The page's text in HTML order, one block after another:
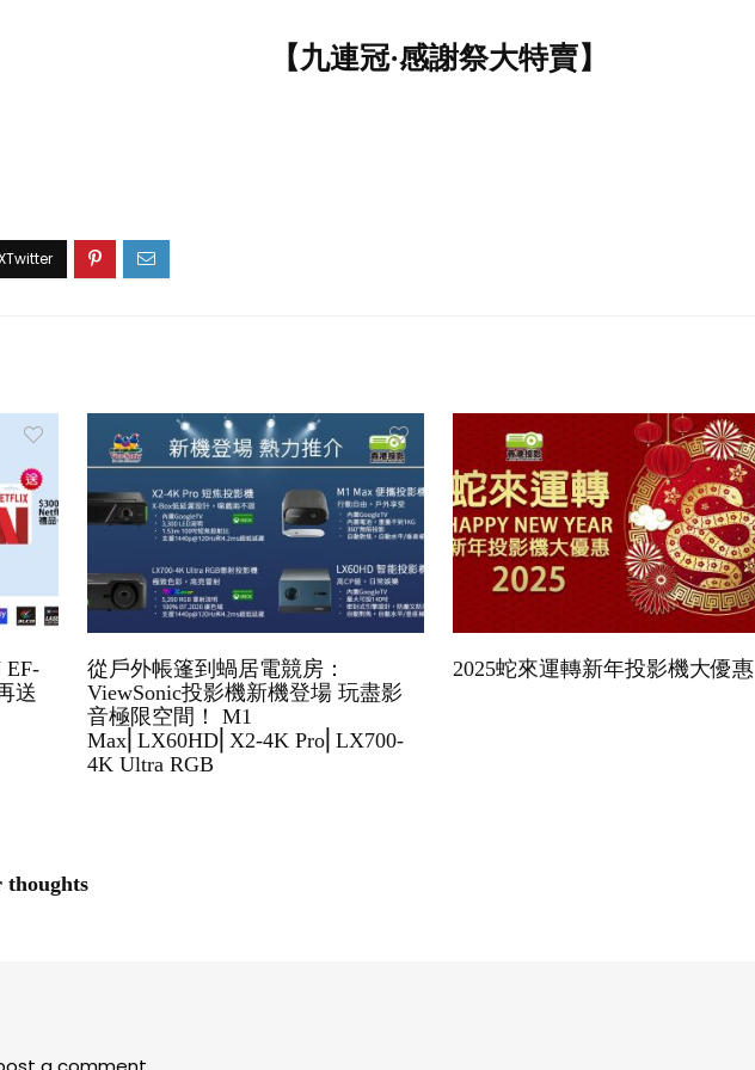
【九連冠·感謝祭大特賣】
EF-
送
從戶外帳篷到蝸居電競房：
ViewSonic投影機新機登場 玩盡影
音極限空間！ M1
Max⎜LX60HD⎜X2-4K Pro⎜LX700-
4K Ultra RGB
2025蛇來運轉新年投影機大優惠
thoughts